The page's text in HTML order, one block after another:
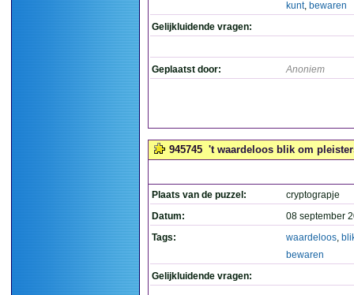
kunt, bewaren
Gelijkluidende vragen:
Geplaatst door: Anoniem
945745 't waardeloos blik om
Plaats van de puzzel:
cryptograpje
Datum:
08 september
Tags:
waardeloos,
bewaren
Gelijkluidende vragen: